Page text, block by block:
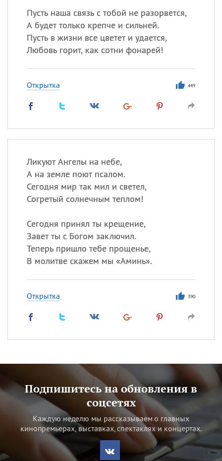
Пусть наша связь с тобой не разорвется,
А будет только крепче и сильней.
Пусть в жизни все цветет и удается,
Любовь горит, как сотни фонарей!
Открытка 449
Ликуют Ангелы на небе,
А на земле поют псалом.
Сегодня мир так мил и светел,
Согретый солнечным теплом!
Сегодня принял ты крещение,
Завет ты с Богом заключил.
Теперь пришло тебе прощенье,
В молитве скажем мы «Аминь».
Открытка 390
Подпишитесь на обновления в
соцсетях
Каждую неделю мы рассказываем о главных
кинопремьерах, выставках, спектаклях и концертах.